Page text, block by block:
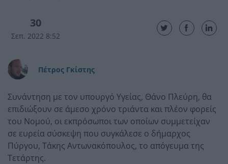
30
Σεπ. 2022 8:52
Πέτρος Γκίστης
Συνάντηση με τον υπουργό Υγείας, Θάνο Πλεύρη, θα
επιδιώξουν σε άμεσο χρόνο τριάντα και πλέον φορείς
του Νομού, οι εκπρόσωποι των οποίων συμμετείχαν
σε ευρεία σύσκεψη που συγκάλεσε ο δήμαρχος
Πύργου, Τάκης Αντωνακόπουλος, το απόγευμα της
Τετάρτης.